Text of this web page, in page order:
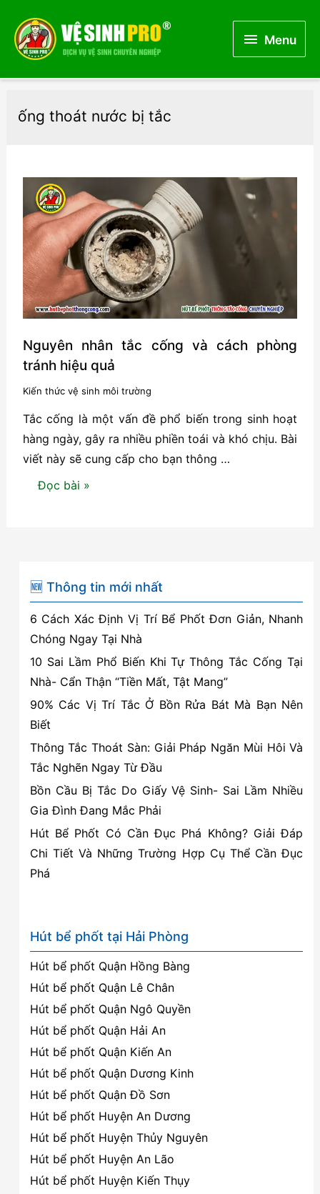
MenuMenu
ống thoát nước bị tắc
Nguyên nhân tắc cống và cách phòng
tránh hiệu quả
Kiến thức vệ sinh môi trường
Tắc cống là một vấn đề phổ biến trong sinh hoạt
hàng ngày, gây ra nhiều phiền toái và khó chịu. Bài
viết này sẽ cung cấp cho bạn thông …
Nguyên
cách
phòng
tránh
hiệu
quả
Đọc bài »
🆕 Thông tin mới nhất
6 Cách Xác Định Vị Trí Bể Phốt Đơn Giản, Nhanh
Chóng Ngay Tại Nhà
10 Sai Lầm Phổ Biến Khi Tự Thông Tắc Cống Tại
Nhà- Cẩn Thận “Tiền Mất, Tật Mang”
90% Các Vị Trí Tắc Ở Bồn Rửa Bát Mà Bạn Nên
Biết
Thông Tắc Thoát Sàn: Giải Pháp Ngăn Mùi Hôi Và
Tắc Nghẽn Ngay Từ Đầu
Bồn Cầu Bị Tắc Do Giấy Vệ Sinh- Sai Lầm Nhiều
Gia Đình Đang Mắc Phải
Hút Bể Phốt Có Cần Đục Phá Không? Giải Đáp
Chi Tiết Và Những Trường Hợp Cụ Thể Cần Đục
Phá
Hút bể phốt tại Hải Phòng
Hút bể phốt Quận Hồng Bàng
Hút bể phốt Quận Lê Chân
Hút bể phốt Quận Ngô Quyền
Hút bể phốt Quận Hải An
Hút bể phốt Quận Kiến An
Hút bể phốt Quận Dương Kinh
Hút bể phốt Quận Đồ Sơn
Hút bể phốt Huyện An Dương
Hút bể phốt Huyện Thủy Nguyên
Hút bể phốt Huyện An Lão
Hút bể phốt Huyện Kiến Thụy